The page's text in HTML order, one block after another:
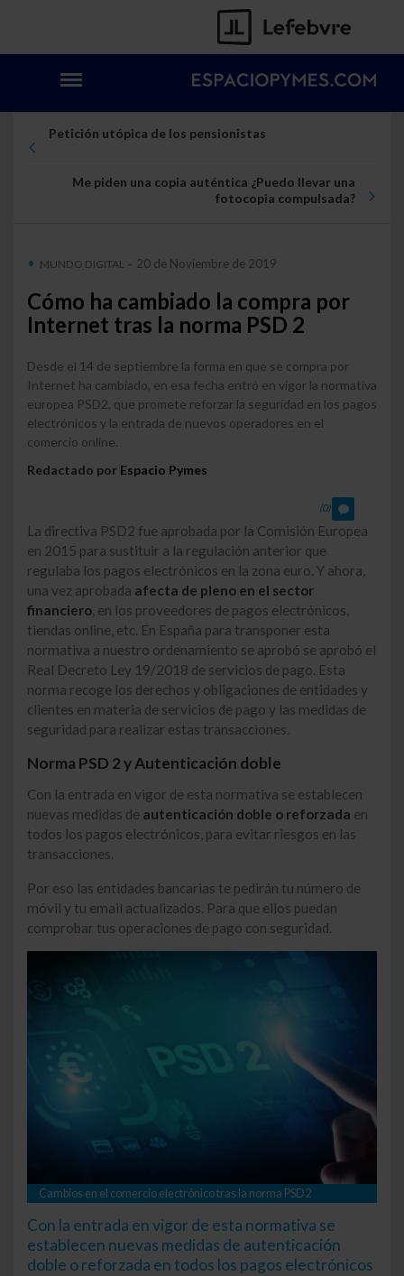
Petición utópica de los pensionistas
Me piden una copia auténtica ¿Puedo llevar una
fotocopia compulsada?
MUNDO DIGITAL - 20 de Noviembre de 2019
Cómo ha cambiado la compra por
Internet tras la norma PSD 2
Desde el 14 de septiembre la forma en que se compra por
Internet ha cambiado, en esa fecha entró en vigor la normativa
europea PSD2, que promete reforzar la seguridad en los pagos
electrónicos y la entrada de nuevos operadores en el
comercio online.
Redactado por Espacio Pymes
(0)
La directiva PSD2 fue aprobada por la Comisión Europea
en 2015 para sustituir a la regulación anterior que
regulaba los pagos electrónicos en la zona euro. Y ahora,
una vez aprobada afecta de pleno en el sector
financiero , en los proveedores de pagos electrónicos,
tiendas online, etc. En España para transponer esta
normativa a nuestro ordenamiento se aprobó se aprobó el
Real Decreto Ley 19/2018 de servicios de pago. Esta
norma recoge los derechos y obligaciones de entidades y
clientes en materia de servicios de pago y las medidas de
seguridad para realizar estas transacciones.
Norma PSD 2 y Autenticación doble
Con la entrada en vigor de esta normativa se establecen
nuevas medidas de autenticación doble o reforzada en
todos los pagos electrónicos, para evitar riesgos en las
transacciones.
Por eso las entidades bancarias te pedirán tu número de
móvil y tu email actualizados. Para que ellos puedan
comprobar tus operaciones de pago con seguridad.
Cambios en el comercio electrónico tras la norma PSD2
Con la entrada en vigor de esta normativa se
establecen nuevas medidas de autenticación
doble o reforzada en todos los pagos electrónicos